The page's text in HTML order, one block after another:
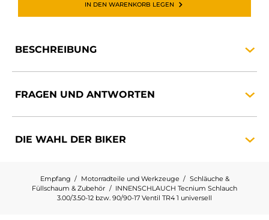
IN DEN WARENKORB LEGEN
BESCHREIBUNG
FRAGEN UND ANTWORTEN
DIE WAHL DER BIKER
Empfang Motorradteile und Werkzeuge
Schläuche &
Füllschaum & Zubehör
INNENSCHLAUCH Tecnium Schlauch
3.00/3.50-12 bzw. 90/90-17 Ventil TR4 1 universell